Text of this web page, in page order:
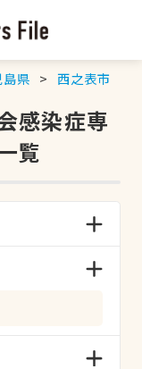
島県 西之表市
感染症専
覧